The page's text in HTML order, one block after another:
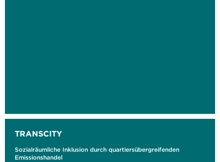
TRANSCITY
Sozialräumliche Inklusion durch quartiersübergreifenden
Emissionshandel